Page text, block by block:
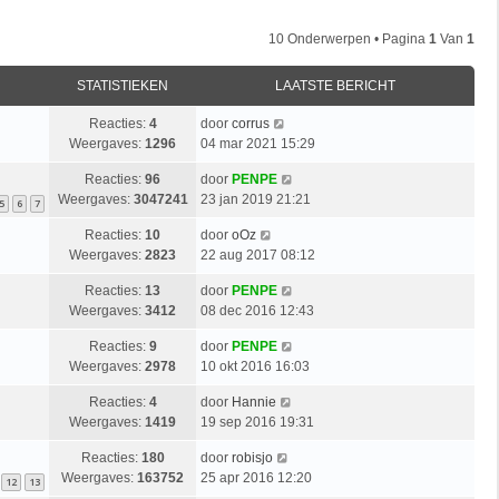
10 Onderwerpen • Pagina 1 Van 1
STATISTIEKEN LAATSTE BERICHT
Reacties: 4
Weergaves: 1296
door corrus
04 mar 2021 15:29
5 6 7
Reacties: 96
Weergaves: 3047241
door PENPE
23 jan 2019 21:21
Reacties: 10
Weergaves: 2823
door oOz
22 aug 2017 08:12
Reacties: 13
Weergaves: 3412
door PENPE
08 dec 2016 12:43
Reacties: 9
Weergaves: 2978
door PENPE
10 okt 2016 16:03
Reacties: 4
Weergaves: 1419
door Hannie
19 sep 2016 19:31
12 13
Reacties: 180
Weergaves: 163752
door robisjo
25 apr 2016 12:20